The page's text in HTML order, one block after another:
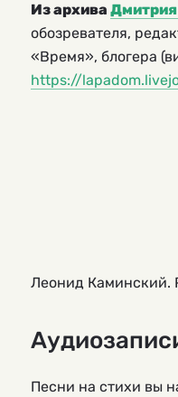
Из архива Дмитрия
обозревателя,
«Время», блогера
https://
Леонид Каминский.
Песни на стихи вы